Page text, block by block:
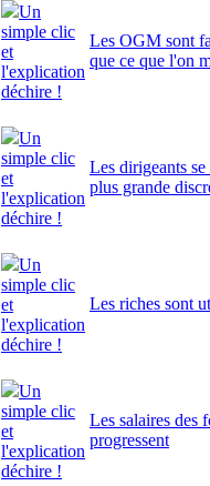
Un
simple clic
et
l'explication
déchire !
Les OGM sont
que ce que l'on
Un
simple clic
et
l'explication
déchire !
Les dirigeants
plus grande
Un
simple clic
et
l'explication
déchire !
Les riches sont
Un
simple clic
et
l'explication
déchire !
Les salaires des
progressent